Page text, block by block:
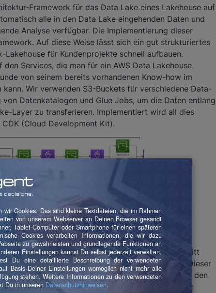
Framework für das Data Lake eines Lakehouse auf
alle in den Data Lake eingehenden Daten und
Analyse verfügbar. Die Implementierung dieser
Auf diese Weise lässt sich ein gut strukturiertes
für Kundenprojekte schnell aufbauen.
Services, die man für ein AWS Data Lakehouse
von seinem bereits vorhandenen Know-how im
Wir verwenden S3-Buckets für verschiedene Data-
Datenkatalogen und Glue Jobs, um die Daten entlang
Layer zu transferieren. Implementiert wird all dies
(Cloud Development Kit).
Framework?
über unser Data-Lake-Framework. Im ersten Schritt
Use Case in den S3 Config Bucket geladen. Dieser
die Config-Daten dienen. Wird eine neue Datei in den
Dadurch wird unser Config-Datenkatalog mit den